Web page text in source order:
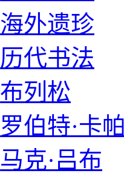
海外遗珍
历代书法
布列松
罗伯特·卡帕
马克·吕布